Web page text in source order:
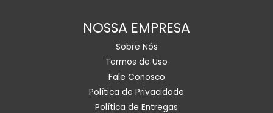
NOSSA EMPRESA
Sobre Nós
Termos de Uso
Fale Conosco
Política de Privacidade
Política de Entregas